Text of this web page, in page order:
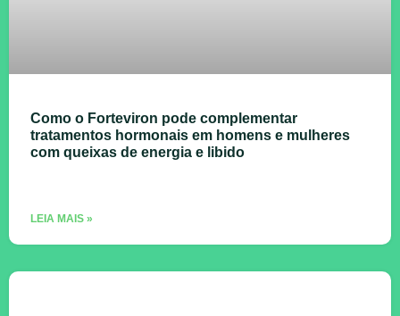
Como o Forteviron pode complementar
tratamentos hormonais em homens e mulheres
com queixas de energia e libido
LEIA MAIS »